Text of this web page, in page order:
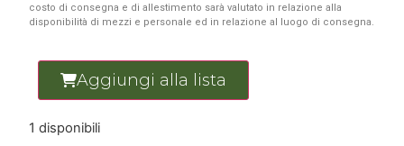
costo di consegna e di allestimento sarà valutato in relazione alla
disponibilità di mezzi e personale ed in relazione al luogo di consegna.
Aggiungi alla lista
1 disponibili